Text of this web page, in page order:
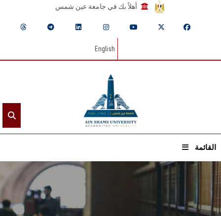
أهلاً بك في جامعة عين شمس
English
القائمة
الرئيسيـة
عن الجامعة